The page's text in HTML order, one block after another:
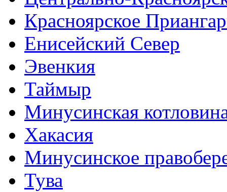
Красноярское
Енисейский Север
Эвенкия
Таймыр
Минусинская
Хакасия
Минусинское
Тува